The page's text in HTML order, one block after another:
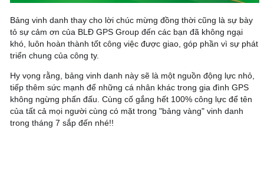
Bảng vinh danh thay cho lời chúc mừng đồng thời cũng là sự bày
tỏ sự cảm ơn của BLĐ GPS Group đến các bạn đã không ngại
khó, luôn hoàn thành tốt công việc được giao, góp phần vì sự phát
triển chung của công ty.
Hy vọng rằng, bảng vinh danh này sẽ là một nguồn động lực nhỏ,
tiếp thêm sức mạnh để những cá nhân khác trong gia đình GPS
không ngừng phấn đấu. Cùng cố gắng hết 100% công lực để tên
của tất cả mọi người cùng có mặt trong "bảng vàng" vinh danh
trong tháng 7 sắp đến nhé!!